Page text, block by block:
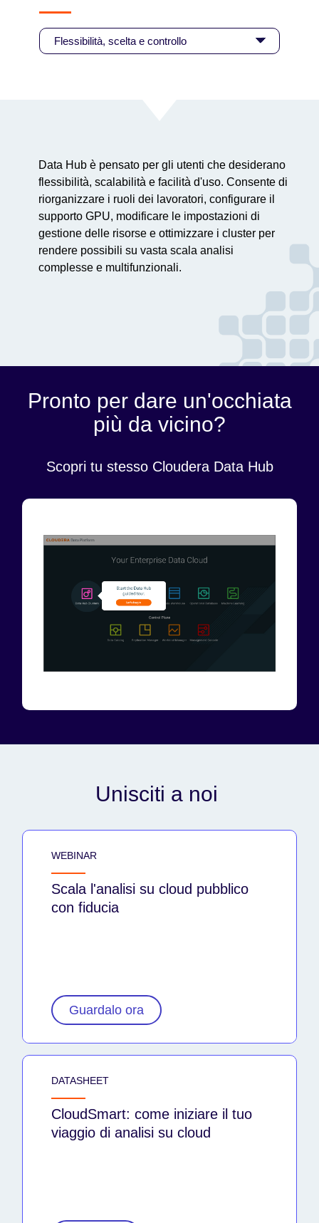
Data Hub è pensato per gli utenti che desiderano
flessibilità, scalabilità e facilità d'uso. Consente di
riorganizzare i ruoli dei lavoratori, configurare il
supporto GPU, modificare le impostazioni di
gestione delle risorse e ottimizzare i cluster per
rendere possibili su vasta scala analisi
complesse e multifunzionali.
Pronto per dare un'occhiata
più da vicino?
Scopri tu stesso Cloudera Data Hub
Unisciti a noi
WEBINAR
Scala l'analisi su cloud pubblico
con fiducia
Guardalo ora
DATASHEET
CloudSmart: come iniziare il tuo
viaggio di analisi su cloud